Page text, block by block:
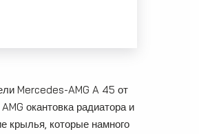
Mercedes-AMG A 45 от
окантовка радиатора и
крылья, которые намного